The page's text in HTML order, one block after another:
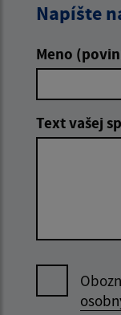
Napíšte
Meno
Text vašej